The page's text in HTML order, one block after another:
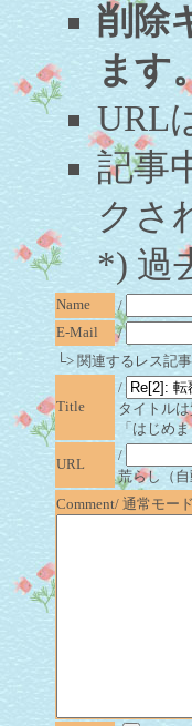
削除
ます
URL
記事
クさ
*) 過
Name
/
E-Mail
/
└> 関連するレス記
Title
/
タイトル
「はじめ
URL
/
荒らし（
Comment/ 通常モー